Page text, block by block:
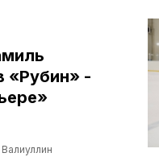
«Рубин» -